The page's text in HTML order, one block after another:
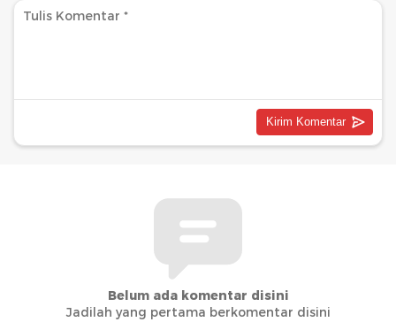
Belum ada komentar disini
Jadilah yang pertama berkomentar disini